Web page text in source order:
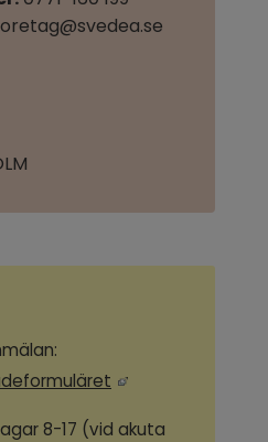
Länk till annan
8-17 (vid akuta